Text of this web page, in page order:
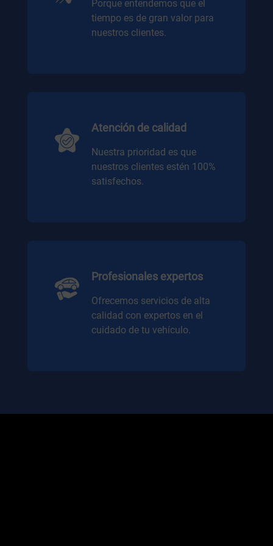
Porque entendemos que el
tiempo es de gran valor para
nuestros clientes.
Atención de calidad
Nuestra prioridad es que
nuestros clientes estén 100%
satisfechos.
Profesionales expertos
Ofrecemos servicios de alta
calidad con expertos en el
cuidado de tu vehículo.